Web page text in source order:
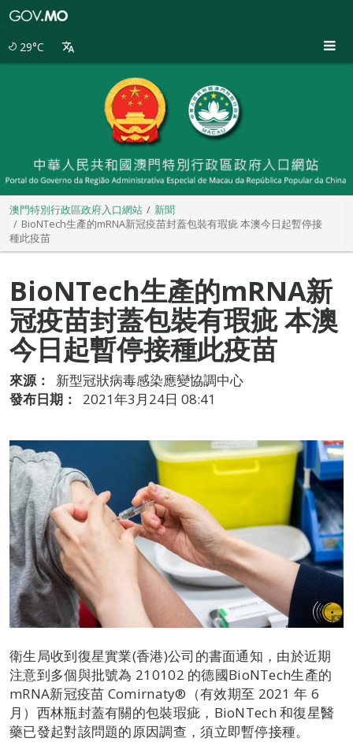
29°C
澳門特別行政區政府入口網站
新聞
BioNTech生產的mRNA新冠疫苗封蓋包裝有瑕疵 本澳今日起暫停接
種此疫苗
BioNTech生產的mRNA新
冠疫苗封蓋包裝有瑕疵 本澳
今日起暫停接種此疫苗
來源：
新型冠狀病毒感染應變協調中心
發布日期：
2021年3月24日 08:41
衛生局收到復星實業(香港)公司的書面通知，由於近期
注意到多個與批號為 210102 的德國BioNTech生產的
mRNA新冠疫苗 Comirnaty®️（有效期至 2021 年 6
月）西林瓶封蓋有關的包裝瑕疵，BioNTech 和復星醫
藥已發起對該問題的原因調查，須立即暫停接種。